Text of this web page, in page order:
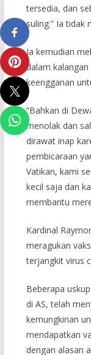
tersedia, dan
suling.” Ia tidak
Ia kemudian
dalam
keengganan
“Bahkan di
menolak dan
dirawat inap
pembicaraan
Vatikan, kami
kecil saja dan
membantu
Kardinal
meragukan
terjangkit virus
Beberapa
di AS, telah
kemungkinan
mendapatkan
dengan alasan